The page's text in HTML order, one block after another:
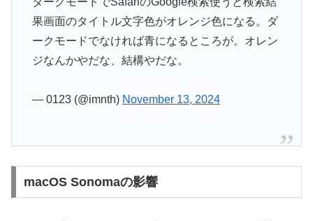
果画面のタイトル文字色がオレンジ色になる。ダ
ークモードでなければ青になるところが。オレン
ジなんかやだな、結構やだな。
— 0123 (@imnth) November 13, 2024
macOS Sonomaの影響